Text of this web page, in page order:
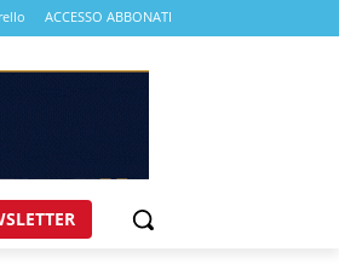
ACCESSO ABBONATI